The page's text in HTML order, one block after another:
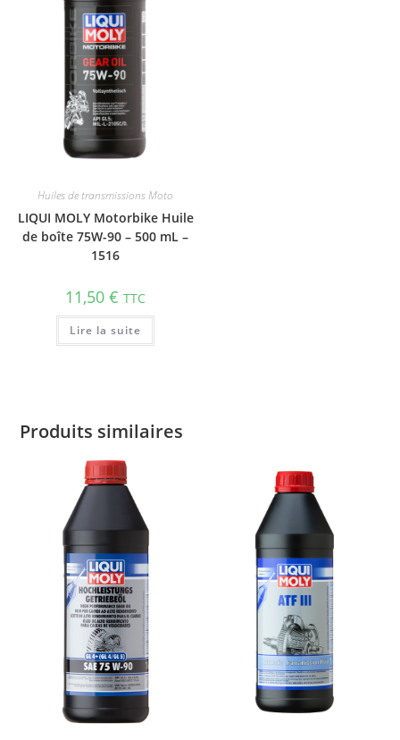
Huiles de transmissions Moto
LIQUI MOLY Motorbike Huile
de boîte 75W-90 – 500 mL –
1516
11,50€ TTC
Lire la suite
Produits similaires